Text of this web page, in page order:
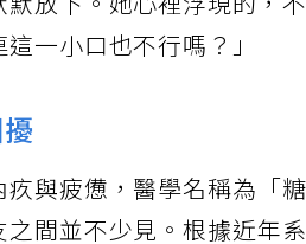
放下。她心裡浮現的，不
一小口也不行嗎？」
與疲憊，醫學名稱為「糖